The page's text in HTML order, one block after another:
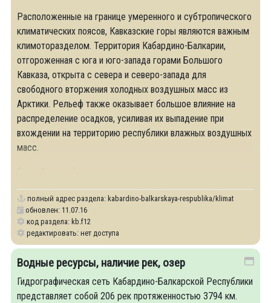
Расположенные на границе умеренного и субтропического
климатических поясов, Кавказские горы являются важным
климоторазделом. Территория Кабардино-Балкарии,
отгороженная с юга и юго-запада горами Большого
Кавказа, открыта с севера и северо-запада для
свободного вторжения холодных воздушных масс из
Арктики. Рельеф также оказывает большое влияние на
распределение осадков, усиливая их выпадение при
вхождении на территорию республики влажных воздушных
масс.
полный адрес раздела: kabardino-balkarskaya-respublika/klimat
обновлен: 11.07.16
код раздела: kb.f12
редактировать: нет доступа
Водные ресурсы, наличие рек, озер
Гидрографическая сеть Кабардино-Балкарской Республики
представляет собой 206 рек протяженностью 3794 км.